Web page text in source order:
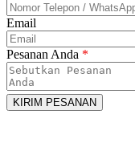
Email
Pesanan Anda *